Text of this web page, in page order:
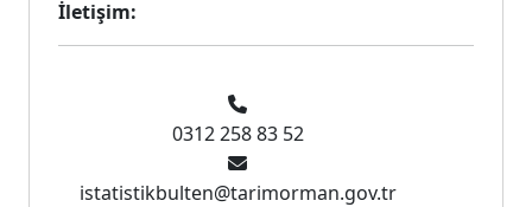
İletişim:
0312 258 83 52
istatistikbulten@tarimorman.gov.tr